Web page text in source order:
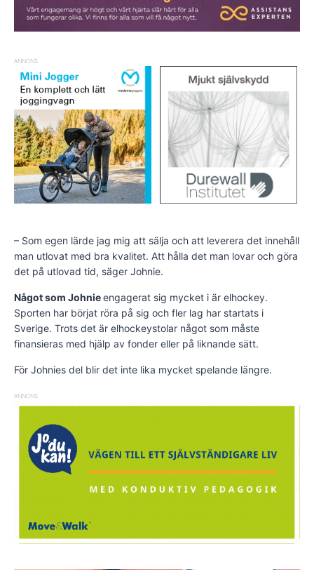
ANNONS
– Som egen lärde jag mig att sälja och att leverera det innehåll
man utlovat med bra kvalitet. Att hålla det man lovar och göra
det på utlovad tid, säger Johnie.
Något som Johnieengagerat sig mycket i är elhockey.
Sporten har börjat röra på sig och fler lag har startats i
Sverige. Trots det är elhockeystolar något som måste
finansieras med hjälp av fonder eller på liknande sätt.
För Johnies del blir det inte lika mycket spelande längre.
ANNONS